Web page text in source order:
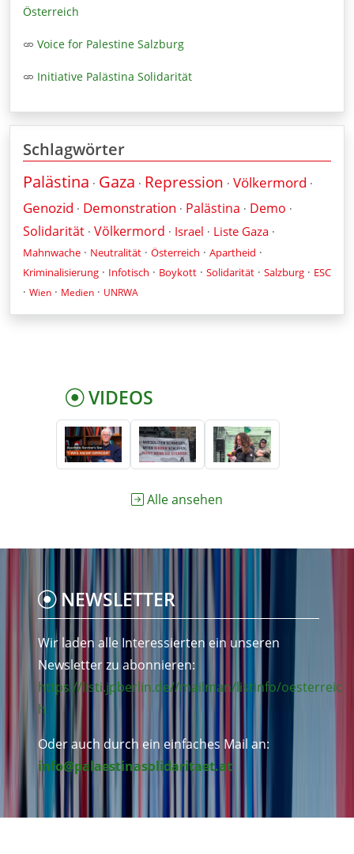
Österreich
Voice for Palestine Salzburg
Initiative Palästina Solidarität
Schlagwörter
Palästina · Gaza · Repression · Völkermord ·
Genozid · Demonstration · Palästina · Demo ·
Solidarität · Völkermord · Israel · Liste Gaza ·
Mahnwache · Neutralität · Österreich · Apartheid ·
Kriminalisierung · Infotisch · Boykott · Solidarität · Salzburg · ESC
· Wien · Medien · UNRWA
VIDEOS
Alle ansehen
NEWSLETTER
Wir laden alle Interessierten ein unseren
Newsletter zu abonnieren:
https://listi.jpberlin.de//mailman/listinfo/oesterreic
h
Oder auch durch ein einfaches Mail an:
info@palaestinasolidaritaet.at